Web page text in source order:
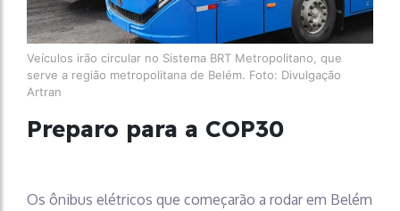
Veículos irão circular no Sistema BRT Metropolitano, que
serve a região metropolitana de Belém. Foto: Divulgação
Artran
Preparo para a COP30
Os ônibus elétricos que começarão a rodar em Belém